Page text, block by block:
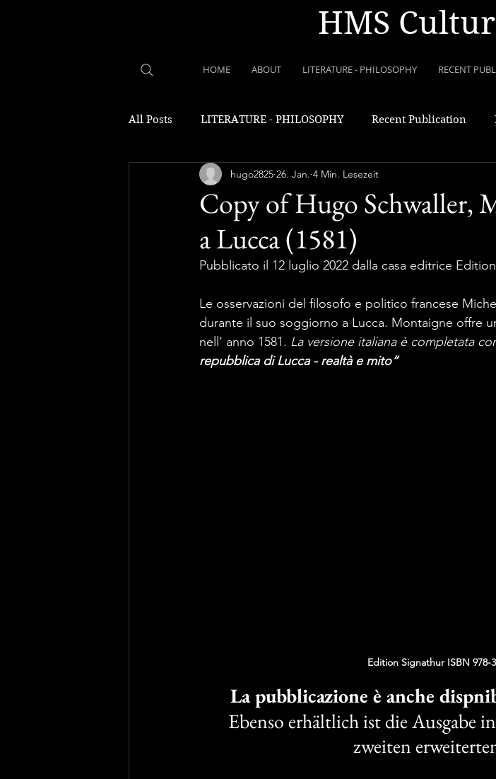
HMS
HOME ABOUT LITERATURE - PHILOSOPHY RECENT
All Posts LITERATURE - PHILOSOPHY Recent Publication
Copy of Hugo Schwaller,
a Lucca (1581)
hugo2825 26. Jan. 4 Min. Lesezeit
Pubblicato il 12 luglio 2022 dalla casa editrice
Le osservazioni del filosofo e politico francese
durante il suo soggiorno a Lucca. Montaigne offre
nell’ anno 1581. La versione italiana è completata
repubblica di Lucca - realtà e mito“
Edition Signathur ISBN 978-
La pubblicazione è anche
Ebenso erhältlich ist die Ausgabe
zweiten